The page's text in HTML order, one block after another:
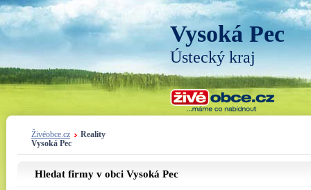
Vysoká Pec
Ústecký kraj
Živéobce.cz
Reality
Vysoká Pec
Hledat firmy v obci Vysoká Pec